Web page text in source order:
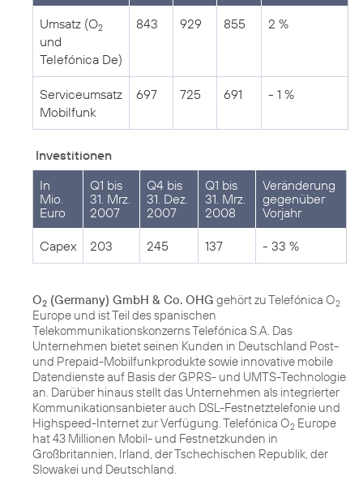
Umsatz (O2
und
Telefónica De)
843 929 855 2 %
Serviceumsatz
Mobilfunk
697 725 691 - 1 %
Investitionen
In
Mio.
Euro
Q1 bis
31. Mrz.
2007
Q4 bis
31. Dez.
2007
Q1 bis
31. Mrz.
2008
Veränderung
gegenüber
Vorjahr
Capex 203 245 137 - 33 %
O2 (Germany) GmbH & Co. OHG gehört zu Telefónica O2
Europe und ist Teil des spanischen
Telekommunikationskonzerns Telefónica S.A. Das
Unternehmen bietet seinen Kunden in Deutschland Post-
und Prepaid-Mobilfunkprodukte sowie innovative mobile
Datendienste auf Basis der GPRS- und UMTS-Technologie
an. Darüber hinaus stellt das Unternehmen als integrierter
Kommunikationsanbieter auch DSL-Festnetztelefonie und
Highspeed-Internet zur Verfügung. Telefónica O2 Europe
hat 43 Millionen Mobil- und Festnetzkunden in
Großbritannien, Irland, der Tschechischen Republik, der
Slowakei und Deutschland.